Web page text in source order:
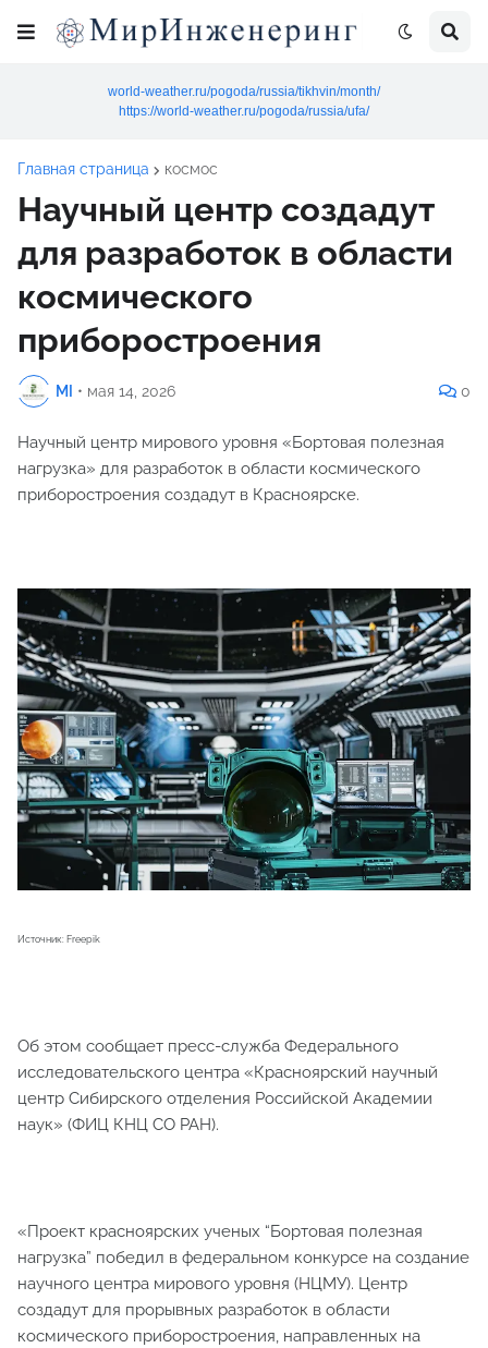
world-weather.ru/pogoda/russia/tikhvin/month/
https://world-weather.ru/pogoda/russia/ufa/
Главная страница космос
Научный центр создадут
для разработок в области
космического
приборостроения
MI • мая 14, 2026 0
Научный центр мирового уровня «Бортовая полезная
нагрузка» для разработок в области космического
приборостроения создадут в Красноярске.
Источник: Freepik
Об этом сообщает пресс-служба Федерального
исследовательского центра «Красноярский научный
центр Сибирского отделения Российской Академии
наук» (ФИЦ КНЦ СО РАН).
«Проект красноярских ученых “Бортовая полезная
нагрузка” победил в федеральном конкурсе на создание
научного центра мирового уровня (НЦМУ). Центр
создадут для прорывных разработок в области
космического приборостроения, направленных на